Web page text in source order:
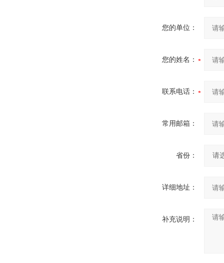
您的单位：
您的姓名：
联系电话：
常用邮箱：
省份：
详细地址：
补充说明：